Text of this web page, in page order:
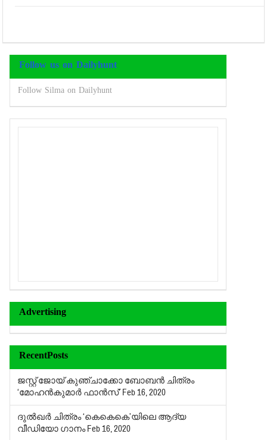
Follow us on Dailyhunt
Follow Silma on Dailyhunt
Advertising
RecentPosts
ജസ്റ്റ് ജോയ് കുഞ്ചാക്കോ ബോബൻ ചിത്രം
‘മോഹൻകുമാർ ഫാൻസ്’Feb 16, 2020
ദുൽഖർ ചിത്രം ‘കെകെകെ’യിലെ ആദ്യ
വീഡിയോ ഗാനംFeb 16, 2020